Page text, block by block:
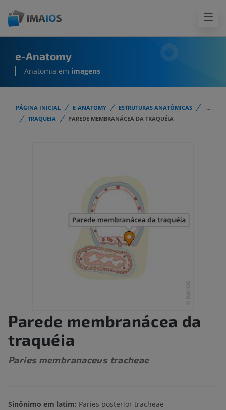
e-Anatomy
Anatomia em imagens
PÁGINA INICIAL E-ANATOMY ESTRUTURAS ANATÔMICAS
...
TRAQUEIA
PAREDE MEMBRANÁCEA DA TRAQUÉIA
Parede membranácea da
traquéia
Paries membranaceus tracheae
Sinônimo em latim: Paries posterior tracheae